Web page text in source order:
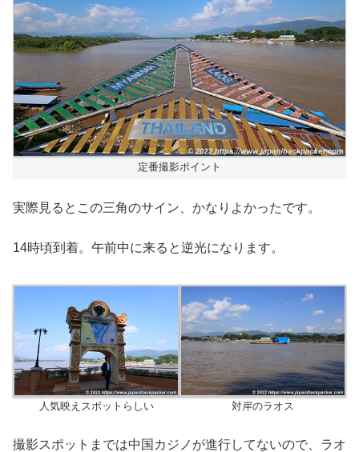
定番撮影ポイント
実際見るとこの三角のサイン、かなりよかったです。
14時頃到着。午前中に来ると逆光になります。
人気映えスポットらしい 対岸のラオス
撮影スポットまでは中国カジノが進行してないので、ラオ